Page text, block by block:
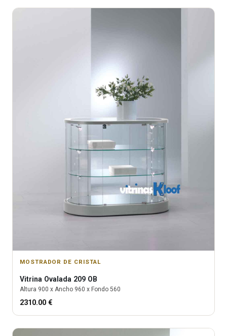
MOSTRADOR DE CRISTAL
Vitrina Ovalada 209 OB
Altura 900 x Ancho 960 x Fondo 560
2310.00 €